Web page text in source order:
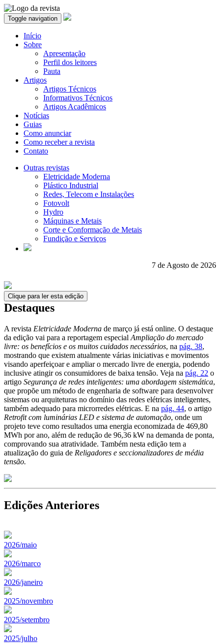
Toggle navigation
Início
Sobre
Apresentação
Perfil dos leitores
Pauta
Artigos
Artigos Técnicos
Informativos Técnicos
Artigos Acadêmicos
Notícias
Guias
Como anunciar
Como receber a revista
Contato
Outras revistas
Eletricidade Moderna
Plástico Industrial
Redes, Telecom e Instalações
Fotovolt
Hydro
Máquinas e Metais
Corte e Conformação de Metais
Fundição e Serviços
7 de Agosto de 2026
Clique para ler esta edição
Destaques
A revista Eletricidade Moderna de março já está online. O destaque
da edição vai para a reportagem especial Ampliação do mercado
livre: os benefícios e os muitos cuidados necessários, na pág. 38,
mostrando que existem atualmente várias iniciativas e movimentos
visando aperfeiçoar e ampliar o mercado livre de energia, podendo
inclusive atingir os consumidores de baixa tensão. Veja na pág. 22 o
artigo Segurança de redes inteligentes: uma abordagem sistemática,
que propõe um método de engenharia de software para desenvolver
sistemas ou arquiteturas no domínio das redes elétricas inteligentes,
também adequado para microrredes elétricas. E na pág. 44, o artigo
Retrofit com luminárias LED e sistema de automação, onde um
projeto teve como resultados uma energia economizada de 469,80
MWh por ano, além de redução de 96,36 kW na demanda de ponta,
comprovando sua atratividade. Também nesta edição tem a
atualização do guia de Religadores e seccionalizadores de média
tensão.
Edições Anteriores
2026/maio
2026/marco
2026/janeiro
2025/novembro
2025/setembro
2025/julho